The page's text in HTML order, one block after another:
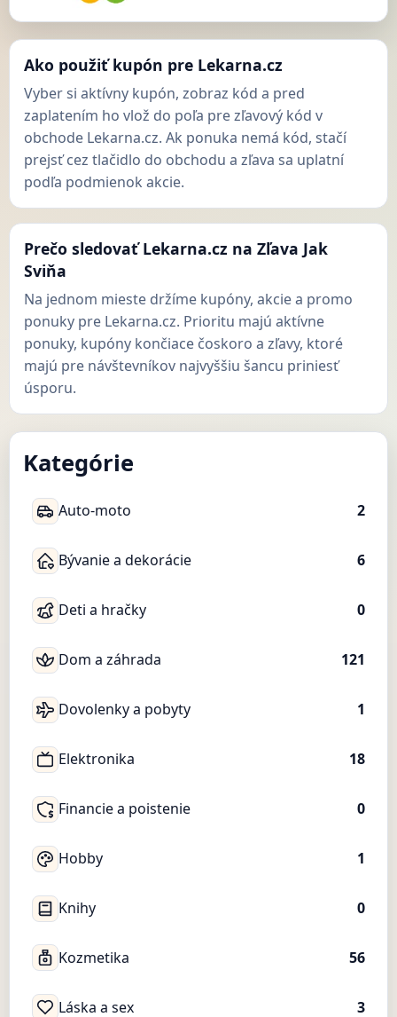
Ako použiť kupón pre Lekarna.cz
Vyber si aktívny kupón, zobraz kód a pred
zaplatením ho vlož do poľa pre zľavový kód v
obchode Lekarna.cz. Ak ponuka nemá kód, stačí
prejsť cez tlačidlo do obchodu a zľava sa uplatní
podľa podmienok akcie.
Prečo sledovať Lekarna.cz na Zľava Jak
Sviňa
Na jednom mieste držíme kupóny, akcie a promo
ponuky pre Lekarna.cz. Prioritu majú aktívne
ponuky, kupóny končiace čoskoro a zľavy, ktoré
majú pre návštevníkov najvyššiu šancu priniesť
úsporu.
Kategórie
Auto-moto 2
Bývanie a dekorácie 6
Deti a hračky 0
Dom a záhrada 121
Dovolenky a pobyty 1
Elektronika 18
Financie a poistenie 0
Hobby 1
Knihy 0
Kozmetika 56
Láska a sex 3